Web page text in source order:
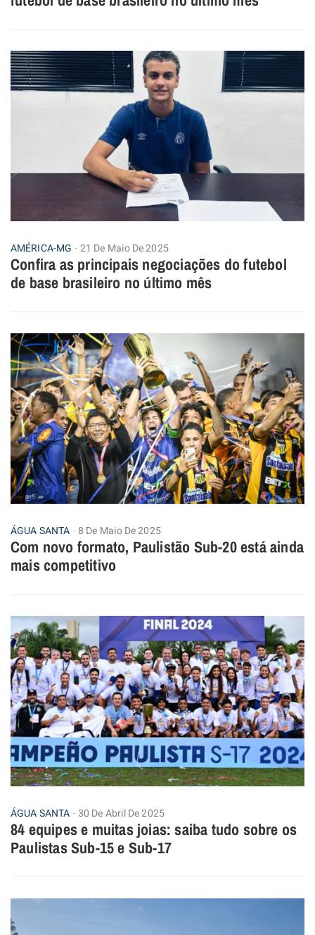
AMÉRICA-MG 21 De Maio De 2025
Confira as principais negociações do futebol
de base brasileiro no último mês
ÁGUA SANTA 8 De Maio De 2025
Com novo formato, Paulistão Sub-20 está ainda
mais competitivo
ÁGUA SANTA 30 De Abril De 2025
84 equipes e muitas joias: saiba tudo sobre os
Paulistas Sub-15 e Sub-17